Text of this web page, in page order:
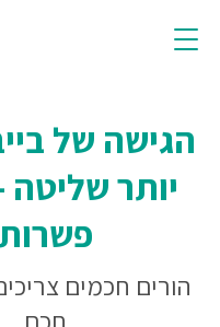
הגישה של
יותר
פשרות
הורים חכמים